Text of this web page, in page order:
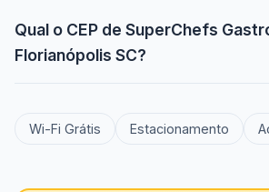
Qual o CEP de SuperChefs
Florianópolis SC?
Wi-Fi Grátis Estacionamento